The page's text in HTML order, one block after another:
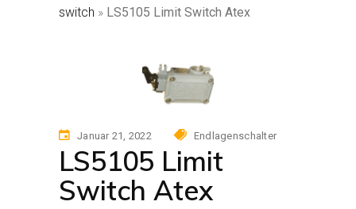
switch » LS5105 Limit Switch Atex
Januar 21, 2022 Endlagenschalter
LS5105 Limit
Switch Atex